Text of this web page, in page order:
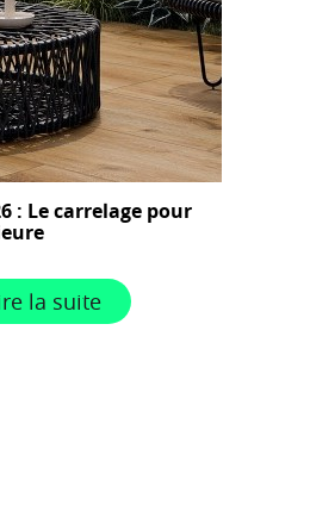
: Le carrelage pour
la suite